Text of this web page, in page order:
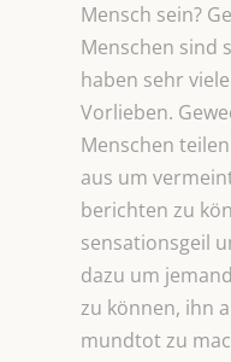
Mensch sein?
Menschen sind
haben sehr
Vorlieben.
Menschen
aus um
berichten zu
sensationsgeil
dazu um
zu können, ihn
mundtot zu